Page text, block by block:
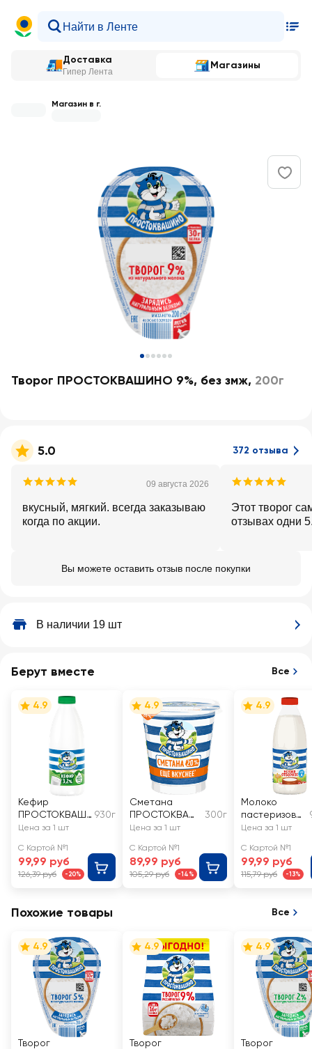
Доставка
Гипер Лента
Магазины
Магазин в г.
Творог ПРОСТОКВАШИНО 9%, без змж, 200г
5.0 372 отзыва
09 августа 2026
вкусный, мягкий. всегда заказываю
когда по акции.
Этот творог
отзывах одни
Вы можете оставить отзыв после покупки
В наличии 19 шт
Берут вместе Все
4.9
Кефир
ПРОСТОКВАШ
ИНО 3,2%, без
930г
Цена за 1 шт
С Картой №1
99,99 руб
126,39 руб -20%
4.9
Сметана
ПРОСТОКВАШ
ИНО 20%, без
300г
Цена за 1 шт
С Картой №1
89,99 руб
105,29 руб -14%
4.9
Молоко
пастеризова
нное
ШИНО
отборное
3,4–4,5%, без
Цена за 1 шт
С Картой №1
99,99 руб
115,79 руб -13%
Похожие товары Все
4.9
Творог
4.9
Творог
4.9
Творог